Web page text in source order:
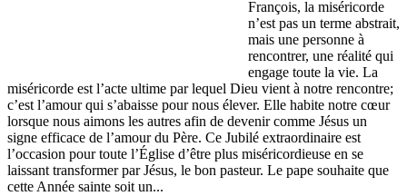
François, la miséricorde
n’est pas un terme abstrait,
mais une personne à
rencontrer, une réalité qui
engage toute la vie. La
miséricorde est l’acte ultime par lequel Dieu vient à notre rencontre;
c’est l’amour qui s’abaisse pour nous élever. Elle habite notre cœur
lorsque nous aimons les autres afin de devenir comme Jésus un
signe efficace de l’amour du Père. Ce Jubilé extraordinaire est
l’occasion pour toute l’Église d’être plus miséricordieuse en se
laissant transformer par Jésus, le bon pasteur. Le pape souhaite que
cette Année sainte soit un...